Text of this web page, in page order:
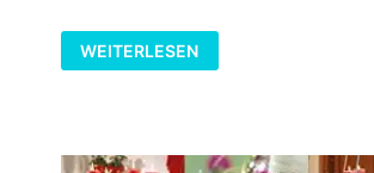
KRÄNZE:
TÜR
UND
IDEEN
WEITERLESEN